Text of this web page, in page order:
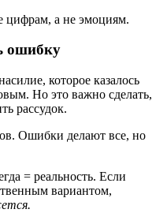
цифрам, а не эмоциям.
ошибку
которое казалось
Но это важно сделать,
рассудок.
Ошибки делают все, но
= реальность. Если
вариантом,